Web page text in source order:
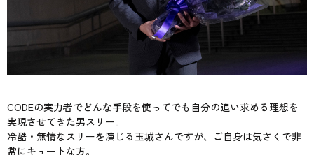
CODEの実力者でどんな手段を使ってでも自分の追い求める理想を
実現させてきた男スリー。
冷酷・無情なスリーを演じる玉城さんですが、ご自身は気さくで非
常にキュートな方。